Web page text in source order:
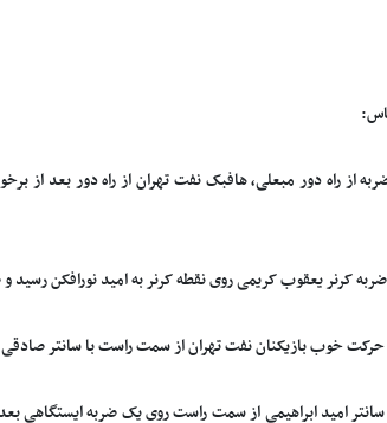
9: ضربه از راه دور مبعلی، هافبک نفت تهران از راه دور
37: سانتر امید ابراهیمی از سمت راست روی یک ضربه